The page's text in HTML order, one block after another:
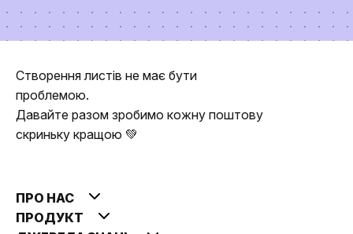
Створення листів не має бути
проблемою.
Давайте разом зробимо кожну поштову
скриньку кращою 💚
ПРО НАС
ПРОДУКТ